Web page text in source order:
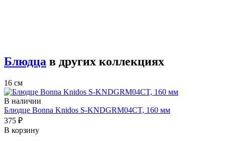
Блюдца в других коллекциях
16 см
В наличии
Блюдце Bonna Knidos S-KNDGRM04CT, 160 мм
375 ₽
В корзину